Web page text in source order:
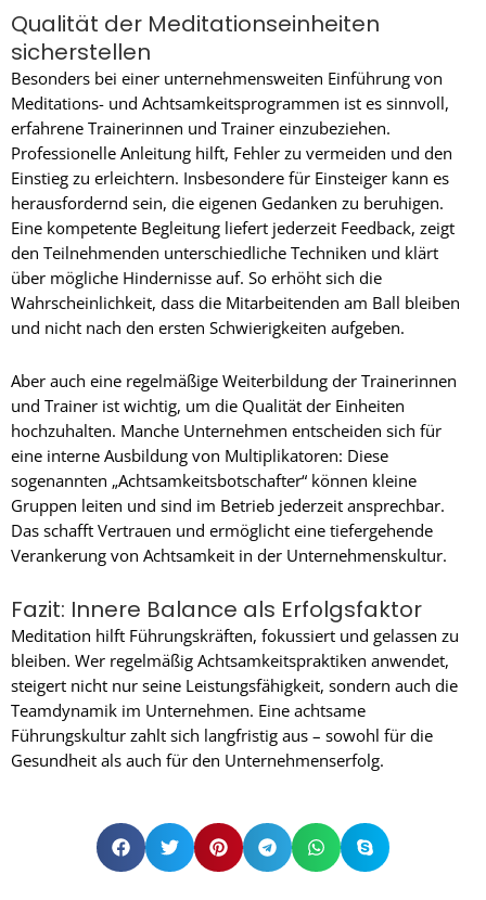
Qualität der Meditationseinheiten
sicherstellen
Besonders bei einer unternehmensweiten Einführung von
Meditations- und Achtsamkeitsprogrammen ist es sinnvoll,
erfahrene Trainerinnen und Trainer einzubeziehen.
Professionelle Anleitung hilft, Fehler zu vermeiden und den
Einstieg zu erleichtern. Insbesondere für Einsteiger kann es
herausfordernd sein, die eigenen Gedanken zu beruhigen.
Eine kompetente Begleitung liefert jederzeit Feedback, zeigt
den Teilnehmenden unterschiedliche Techniken und klärt
über mögliche Hindernisse auf. So erhöht sich die
Wahrscheinlichkeit, dass die Mitarbeitenden am Ball bleiben
und nicht nach den ersten Schwierigkeiten aufgeben.
Aber auch eine regelmäßige Weiterbildung der Trainerinnen
und Trainer ist wichtig, um die Qualität der Einheiten
hochzuhalten. Manche Unternehmen entscheiden sich für
eine interne Ausbildung von Multiplikatoren: Diese
sogenannten „Achtsamkeitsbotschafter“ können kleine
Gruppen leiten und sind im Betrieb jederzeit ansprechbar.
Das schafft Vertrauen und ermöglicht eine tiefergehende
Verankerung von Achtsamkeit in der Unternehmenskultur.
Fazit: Innere Balance als Erfolgsfaktor
Meditation hilft Führungskräften, fokussiert und gelassen zu
bleiben. Wer regelmäßig Achtsamkeitspraktiken anwendet,
steigert nicht nur seine Leistungsfähigkeit, sondern auch die
Teamdynamik im Unternehmen. Eine achtsame
Führungskultur zahlt sich langfristig aus – sowohl für die
Gesundheit als auch für den Unternehmenserfolg.